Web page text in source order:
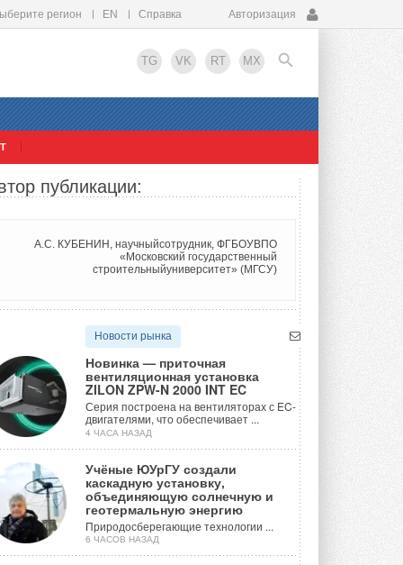
регион EN Справка Авторизация
TG VK RT MX
EN
публикации:
А.С. КУБЕНИН, научныйсотрудник, ФГБОУВПО
«Московский государственный
строительныйуниверситет» (МГСУ)
Новости рынка
Новинка — приточная
вентиляционная установка
ZILON ZPW-N 2000 INT EC
Серия построена на вентиляторах с EC-
двигателями, что обеспечивает ...
4 ЧАСА НАЗАД
Учёные ЮУрГУ создали
каскадную установку,
объединяющую солнечную и
геотермальную энергию
Природосберегающие технологии ...
6 ЧАСОВ НАЗАД